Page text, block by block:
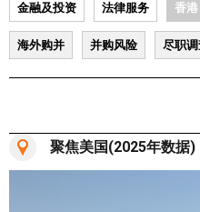
金融及投资 法律服务 香港
海外购并 并购风险 尽职
聚焦美国(2025年数据)